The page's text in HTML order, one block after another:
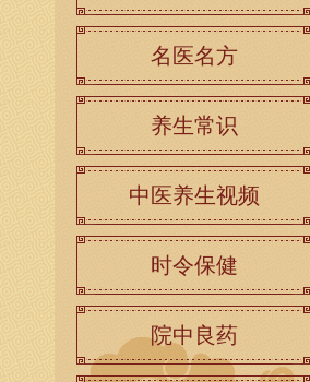
名医名方
养生常识
中医养生视频
时令保健
院中良药